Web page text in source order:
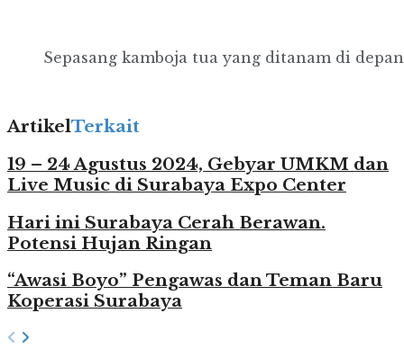
Sepasang kamboja tua yang ditanam di
ArtikelTerkait
19 – 24 Agustus 2024, Gebyar UMKM dan
Live Music di Surabaya Expo Center
Hari ini Surabaya Cerah Berawan.
Potensi Hujan Ringan
“Awasi Boyo” Pengawas dan Teman Baru
Koperasi Surabaya